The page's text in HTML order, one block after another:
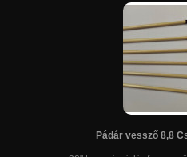
Pádár vessző 8,8